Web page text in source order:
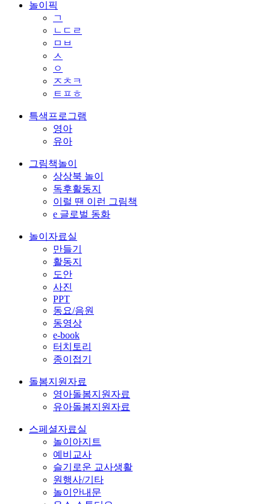
놀이픽
ㄱ
ㄴㄷㄹ
ㅁㅂ
ㅅ
ㅇ
ㅈㅊㅋ
ㅌㅍㅎ
특색프로그램
영아
유아
그림책놀이
상상북 놀이
독후활동지
이럴 땐 이런 그림책
e 글로벌 동화
놀이자료실
만들기
활동지
도안
사진
PPT
동요/음원
동영상
e-book
터치토리
종이접기
돌봄지원자료
영아돌봄지원자료
유아돌봄지원자료
스페셜자료실
놀이아지트
예비교사
슬기로운 교사생활
원행사/기타
놀이안내문